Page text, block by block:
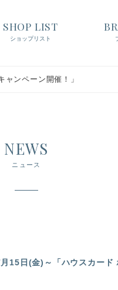
SHOP LIST
ショップリスト
ャンペーン開催！」
NEWS
ニュース
15日(金)～「ハウスカード